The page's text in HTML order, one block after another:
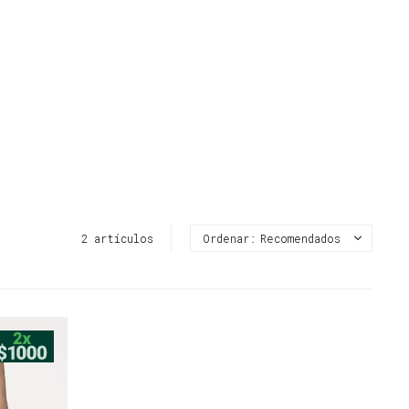
2 artículos Recomendados